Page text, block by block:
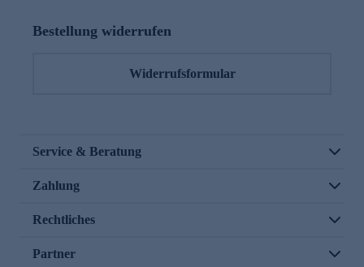
Bestellung widerrufen
Widerrufsformular
Service & Beratung
Zahlung
Rechtliches
Partner